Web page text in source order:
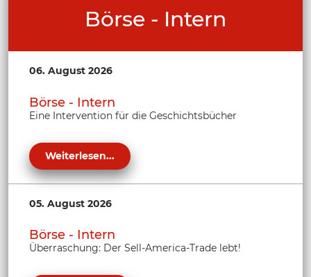
Börse - Intern
06. August 2026
Börse - Intern
Eine Intervention für die Geschichtsbücher
Weiterlesen...
05. August 2026
Börse - Intern
Überraschung: Der Sell-America-Trade lebt!